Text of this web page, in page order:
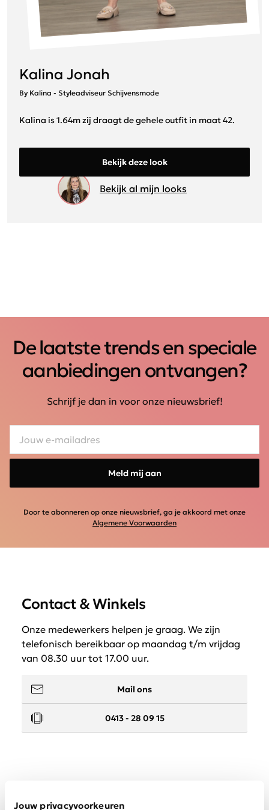
Jouw privacyvoorkeuren
Kalina Jonah
By Kalina - Styleadviseur Schijvensmode
Kalina is 1.64m zij draagt de gehele outfit in maat 42.
Bekijk deze look
Bekijk al mijn looks
De laatste trends en speciale
aanbiedingen ontvangen?
Schrijf je dan in voor onze nieuwsbrief!
Meld mij aan
Door te abonneren op onze nieuwsbrief, ga je akkoord met onze
Algemene Voorwaarden
Contact & Winkels
Onze medewerkers helpen je graag. We zijn
telefonisch bereikbaar op maandag t/m vrijdag
van 08.30 uur tot 17.00 uur.
Mail ons
0413 - 28 09 15